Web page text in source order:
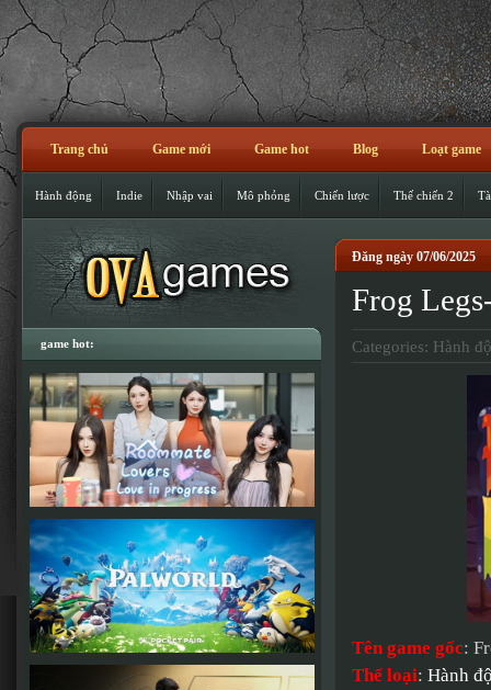
Trang chủ Game mới Game hot Blog Loạt game
Hành động Indie Nhập vai Mô phỏng Chiến lược Thế chiến 2
Đăng ngày 07/06/2025
Frog
Categories: Hành
Tên game gốc:
Thể loại: Hành
game hot: